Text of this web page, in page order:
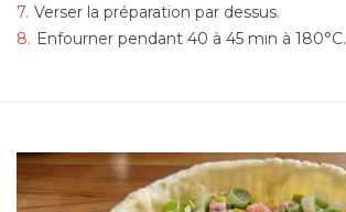
Verser la préparation par dessus.
Enfourner pendant 40 à 45 min à 180°C.